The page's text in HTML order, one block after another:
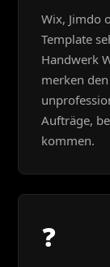
Wix, Jimdo
Template
Handwerk
merken
Aufträge,
kommen.
❓